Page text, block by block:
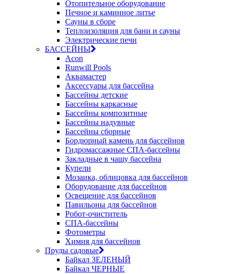
Отопительное оборудование
Печное и каминное литье
Сауны в сборе
Теплоизоляция для бани и сауны
Электрические печи
БАССЕЙНЫ
Acon
Runwill Pools
Аквамастер
Аксессуары для бассейна
Бассейны детские
Бассейны каркасные
Бассейны композитные
Бассейны надувные
Бассейны сборные
Бордюрный камень для бассейнов
Гидромассажные СПА-бассейны
Закладные в чашу бассейна
Купели
Мозаика, облицовка для бассейнов
Оборудование для бассейнов
Освещение для бассейнов
Павильоны для бассейнов
Робот-очиститель
СПА-бассейны
Фотометры
Химия для бассейнов
Пруды садовые
Байкал ЗЕЛЕНЫЙ
Байкал ЧЕРНЫЕ